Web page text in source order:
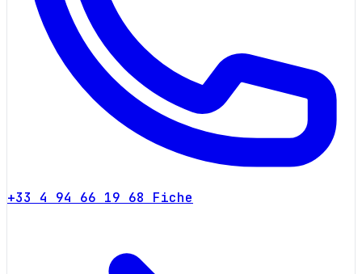
+33 4 94 66 19 68 Fiche